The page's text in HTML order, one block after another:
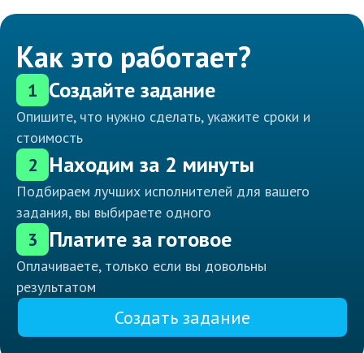
Как это работает?
1 Создайте задание
Опишите, что нужно сделать, укажите сроки и
стоимость
2 Находим за 2 минуты
Подбираем лучших исполнителей для вашего
задания, вы выбираете одного
3 Платите за готовое
Оплачиваете, только если вы довольны
результатом
Создать задание